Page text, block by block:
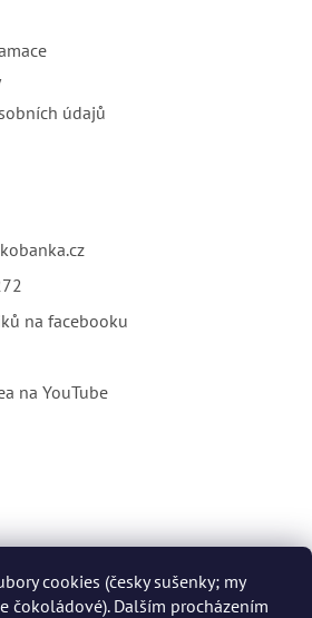
cookies (česky sušenky; my
čokoládové). Dalším procházením
údajů
na facebooku
na YouTube